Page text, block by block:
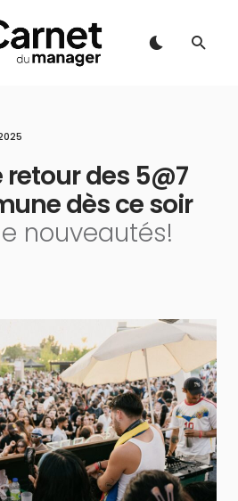
retour des 5@7
dès ce soir
nouveautés!